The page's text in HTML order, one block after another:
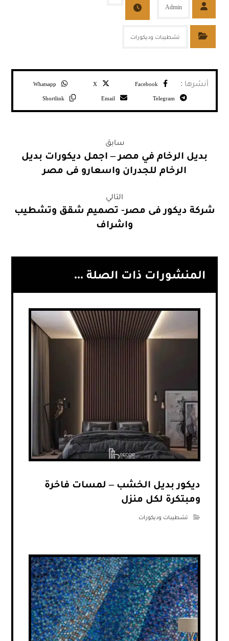
Admin
تشطيبات وديكورات
Facebook
X
Whatsapp
Telegram
Email
Shortlink
سابق
بديل الرخام في مصر – اجمل ديكورات بديل
الرخام للجدران واسعارو فى مصر
التالي
شركة ديكور فى مصر- تصميم شقق وتشطيب
واشراف
المنشورات ذات الصلة ...
ديكور بديل الخشب – لمسات فاخرة
ومبتكرة لكل منزل
تشطيبات وديكورات